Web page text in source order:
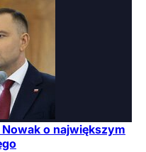
o największym